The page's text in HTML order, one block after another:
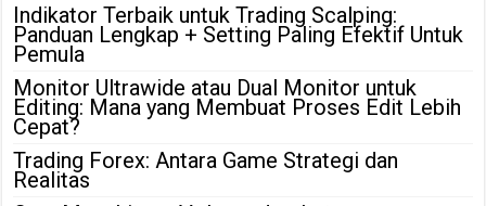
Indikator Terbaik untuk Trading Scalping:
Panduan Lengkap + Setting Paling Efektif Untuk
Pemula
Monitor Ultrawide atau Dual Monitor untuk
Editing: Mana yang Membuat Proses Edit Lebih
Cepat?
Trading Forex: Antara Game Strategi dan
Realitas